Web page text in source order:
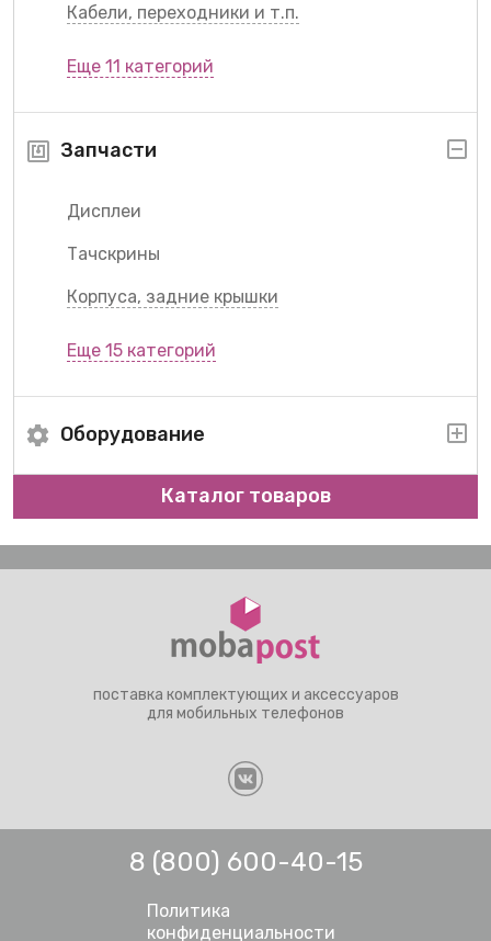
Кабели, переходники и т.п.
Еще 11 категорий
Запчасти
Дисплеи
Тачскрины
Корпуса, задние крышки
Еще 15 категорий
Оборудование
Каталог товаров
поставка комплектующих и аксессуаров
для мобильных телефонов
8 (800) 600-40-15
Политика
конфиденциальности